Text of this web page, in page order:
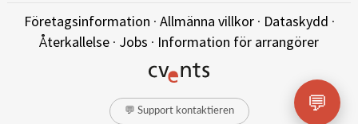
Företagsinformation · Allmänna villkor· Dataskydd ·
Återkallelse · Jobs · Information för arrangörer
💬 Support kontaktieren 💬